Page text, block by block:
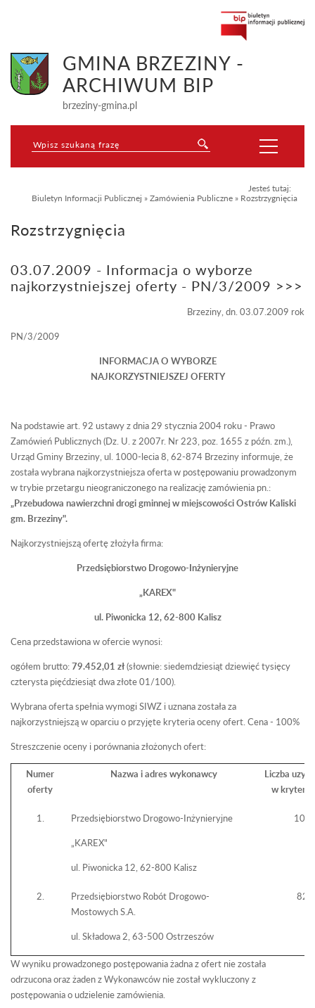
GMINA BRZEZINY -
ARCHIWUM BIP
brzeziny-gmina.pl
Jesteś tutaj:
Biuletyn Informacji Publicznej » Zamówienia Publiczne » Rozstrzygnięcia
Rozstrzygnięcia
03.07.2009 - Informacja o wyborze
najkorzystniejszej oferty - PN/3/2009 >>>
Brzeziny, dn. 03.07.2009 rok
PN/3/2009
INFORMACJA O WYBORZE
NAJKORZYSTNIEJSZEJ OFERTY
Na podstawie art. 92 ustawy z dnia 29 stycznia 2004 roku - Prawo
Zamówień Publicznych (Dz. U. z 2007r. Nr 223, poz. 1655 z późn. zm.),
Urząd Gminy Brzeziny, ul. 1000-lecia 8, 62-874 Brzeziny informuje, że
została wybrana najkorzystniejsza oferta w postępowaniu prowadzonym
w trybie przetargu nieograniczonego na realizację zamówienia pn.:
„Przebudowa nawierzchni drogi gminnej w miejscowości Ostrów Kaliski
gm. Brzeziny".
Najkorzystniejszą ofertę złożyła firma:
Przedsiębiorstwo Drogowo-Inżynieryjne
„KAREX"
ul. Piwonicka 12, 62-800 Kalisz
Cena przedstawiona w ofercie wynosi:
ogółem brutto:79.452,01 zł(słownie: siedemdziesiąt dziewięć tysięcy
czterysta pięćdziesiąt dwa złote 01/100).
Wybrana oferta spełnia wymogi SIWZ i uznana została za
najkorzystniejszą w oparciu o przyjęte kryteria oceny ofert. Cena - 100%
Streszczenie oceny i porównania złożonych ofert:
Numer
oferty
Nazwa i adres wykonawcy
Liczba
w
1. Przedsiębiorstwo Drogowo-Inżynieryjne
„KAREX"
ul. Piwonicka 12, 62-800 Kalisz
2.
Przedsiębiorstwo Robót Drogowo-
Mostowych S.A.
ul. Składowa 2, 63-500 Ostrzeszów
W wyniku prowadzonego postępowania żadna z ofert nie została
odrzucona oraz żaden z Wykonawców nie został wykluczony z
postępowania o udzielenie zamówienia.